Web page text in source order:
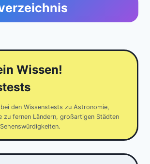
Wissen!
den Wissenstests zu Astronomie,
zu fernen Ländern, großartigen Städten